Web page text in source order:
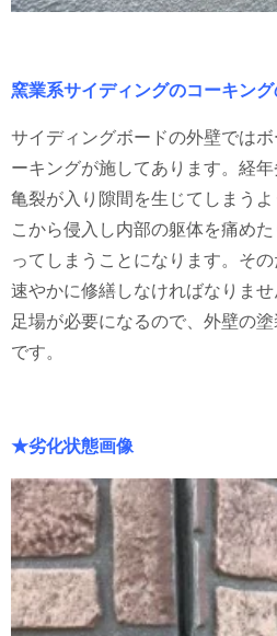
窯業系サイディングのコーキング
サイディングボードの外壁では
ーキングが施してあります。経
亀裂が入り隙間を生じてしまう
こから侵入し内部の躯体を痛め
ってしまうことになります。そ
速やかに修繕しなければなりま
足場が必要になるので、外壁の
です。
★劣化状態画像